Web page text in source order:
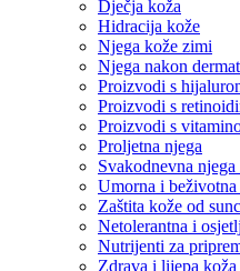
Dječja koža
Hidracija kože
Njega kože zimi
Njega nakon
Proizvodi s
Proizvodi s
Proizvodi s
Proljetna njega
Svakodnevna njega
Umorna i beživotna
Zaštita kože od
Netolerantna i
Nutrijenti za
Zdrava i lijepa